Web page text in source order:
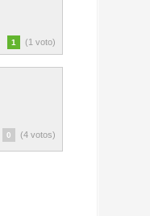
1 (1 voto)
0 (4 votos)